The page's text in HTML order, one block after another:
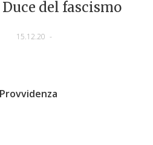
del fascismo
15.12.20 -